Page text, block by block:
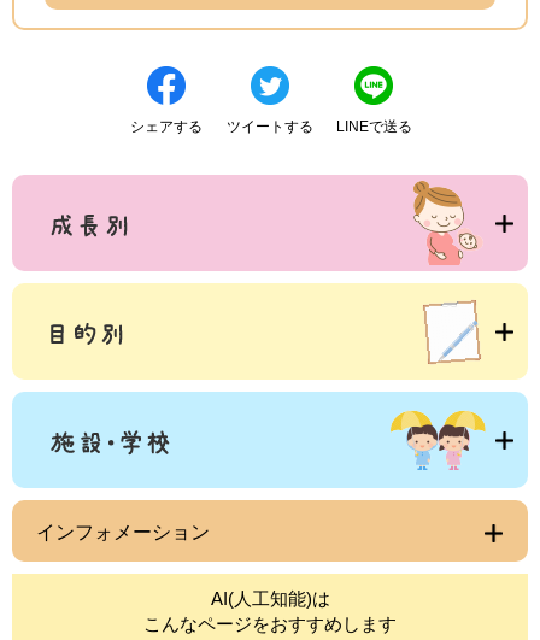
シェアする ツイートする LINEで送る
インフォメーション
AI(人工知能)は
こんなページをおすすめします